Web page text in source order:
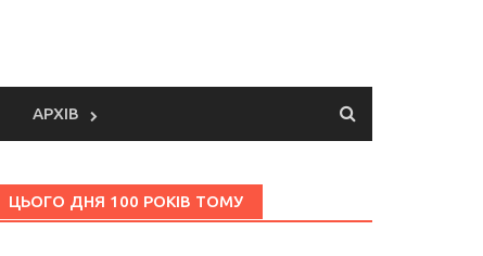
АРХІВ
ЦЬОГО ДНЯ 100 РОКІВ ТОМУ